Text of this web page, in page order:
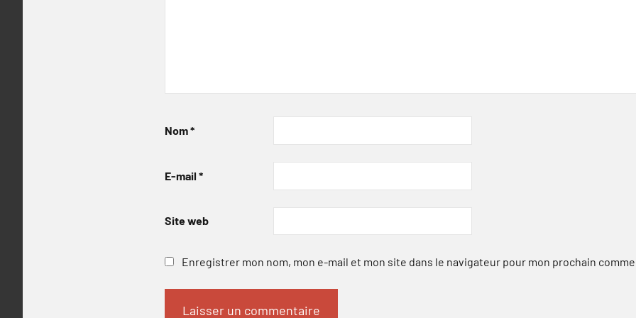
Nom*
E-mail *
Site web
Enregistrer mon nom, mon e-mail et mon site dans le navigateur pour mon prochain